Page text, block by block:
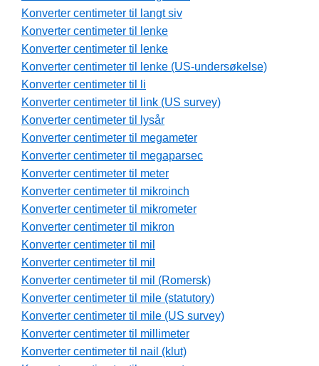
Konverter centimeter til langt siv
Konverter centimeter til lenke
Konverter centimeter til lenke
Konverter centimeter til lenke (US-undersøkelse)
Konverter centimeter til li
Konverter centimeter til link (US survey)
Konverter centimeter til lysår
Konverter centimeter til megameter
Konverter centimeter til megaparsec
Konverter centimeter til meter
Konverter centimeter til mikroinch
Konverter centimeter til mikrometer
Konverter centimeter til mikron
Konverter centimeter til mil
Konverter centimeter til mil
Konverter centimeter til mil (Romersk)
Konverter centimeter til mile (statutory)
Konverter centimeter til mile (US survey)
Konverter centimeter til millimeter
Konverter centimeter til nail (klut)